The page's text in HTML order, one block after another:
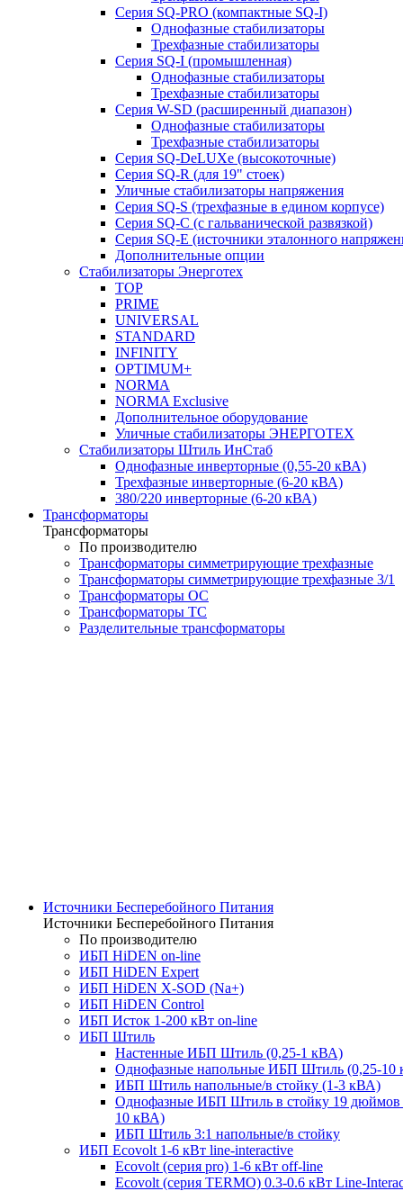
Cерия SQ-PRO (компактные SQ-I)
Однофазные стабилизаторы
Трехфазные стабилизаторы
Серия SQ-I (промышленная)
Однофазные стабилизаторы
Трехфазные стабилизаторы
Серия W-SD (расширенный диапазон)
Однофазные стабилизаторы
Трехфазные стабилизаторы
Серия SQ-DeLUXe (высокоточные)
Серия SQ-R (для 19" стоек)
Уличные стабилизаторы напряжения
Серия SQ-S (трехфазные в едином корпусе)
Серия SQ-C (с гальванической развязкой)
Cерия SQ-E (источники эталонного
Дополнительные опции
Стабилизаторы Энерготех
TOP
PRIME
UNIVERSAL
STANDARD
INFINITY
OPTIMUM+
NORMA
NORMA Exclusive
Дополнительное оборудование
Уличные стабилизаторы ЭНЕРГОТЕХ
Стабилизаторы Штиль ИнСтаб
Однофазные инверторные (0,55-20 кВА)
Трехфазные инверторные (6-20 кВА)
380/220 инверторные (6-20 кВА)
Трансформаторы
Трансформаторы
По производителю
Трансформаторы симметрирующие трехфазные
Трансформаторы симметрирующие трехфазные 3/1
Трансформаторы ОС
Трансформаторы ТС
Разделительные трансформаторы
Источники Бесперебойного Питания
Источники Бесперебойного Питания
По производителю
ИБП HiDEN on-line
ИБП HiDEN Expert
ИБП HiDEN X-SOD (Na+)
ИБП HiDEN Control
ИБП Исток 1-200 кВт on-line
ИБП Штиль
Настенные ИБП Штиль (0,25-1 кВА)
Однофазные напольные ИБП Штиль (0,25-10
ИБП Штиль напольные/в стойку (1-3 кВА)
Однофазные ИБП Штиль в стойку 19 дюймов
10 кВА)
ИБП Штиль 3:1 напольные/в стойку
ИБП Ecovolt 1-6 кВт line-interactive
Ecovolt (серия pro) 1-6 кВт off-line
Ecovolt (серия TERMO) 0.3-0.6 кВт Line-